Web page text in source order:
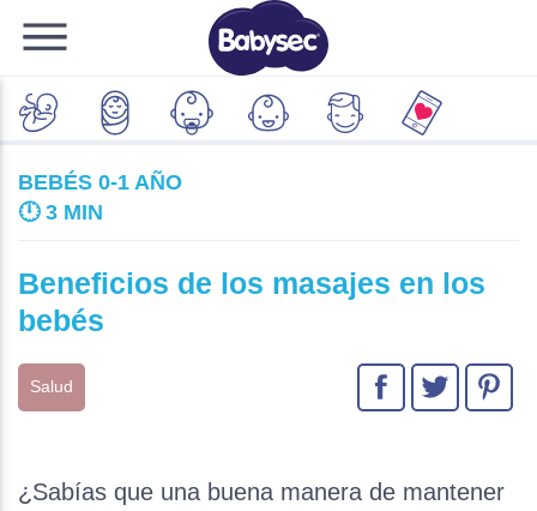
BEBÉS 0-1 AÑO
🕛 3 MIN
Beneficios de los masajes en los
bebés
Salud
¿Sabías que una buena manera de mantener